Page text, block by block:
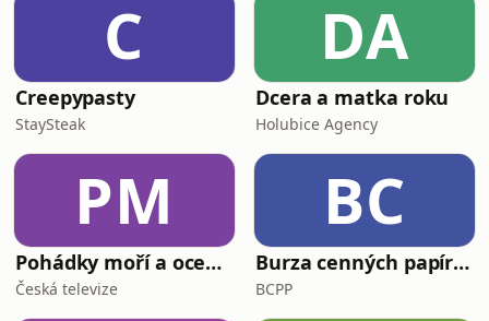
C
Creepypasty
StaySteak
DA
Dcera a matka roku
Holubice Agency
PM
Pohádky moří a oceánů
Česká televize
BC
Burza cenných papírů Praha
BCPP